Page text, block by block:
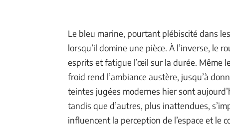
Le bleu marine, pourtant plébiscité dans
lorsqu’il domine une pièce. À l’inverse, le
esprits et fatigue l’œil sur la durée. Même
froid rend l’ambiance austère, jusqu’à
teintes jugées modernes hier sont
tandis que d’autres, plus inattendues,
influencent la perception de l’espace et le